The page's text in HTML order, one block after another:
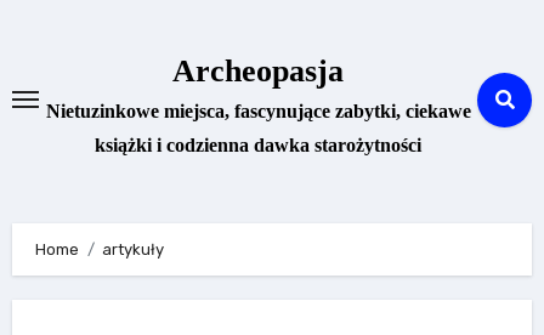
Archeopasja
Nietuzinkowe miejsca, fascynujące zabytki, ciekawe
książki i codzienna dawka starożytności
Home artykuły